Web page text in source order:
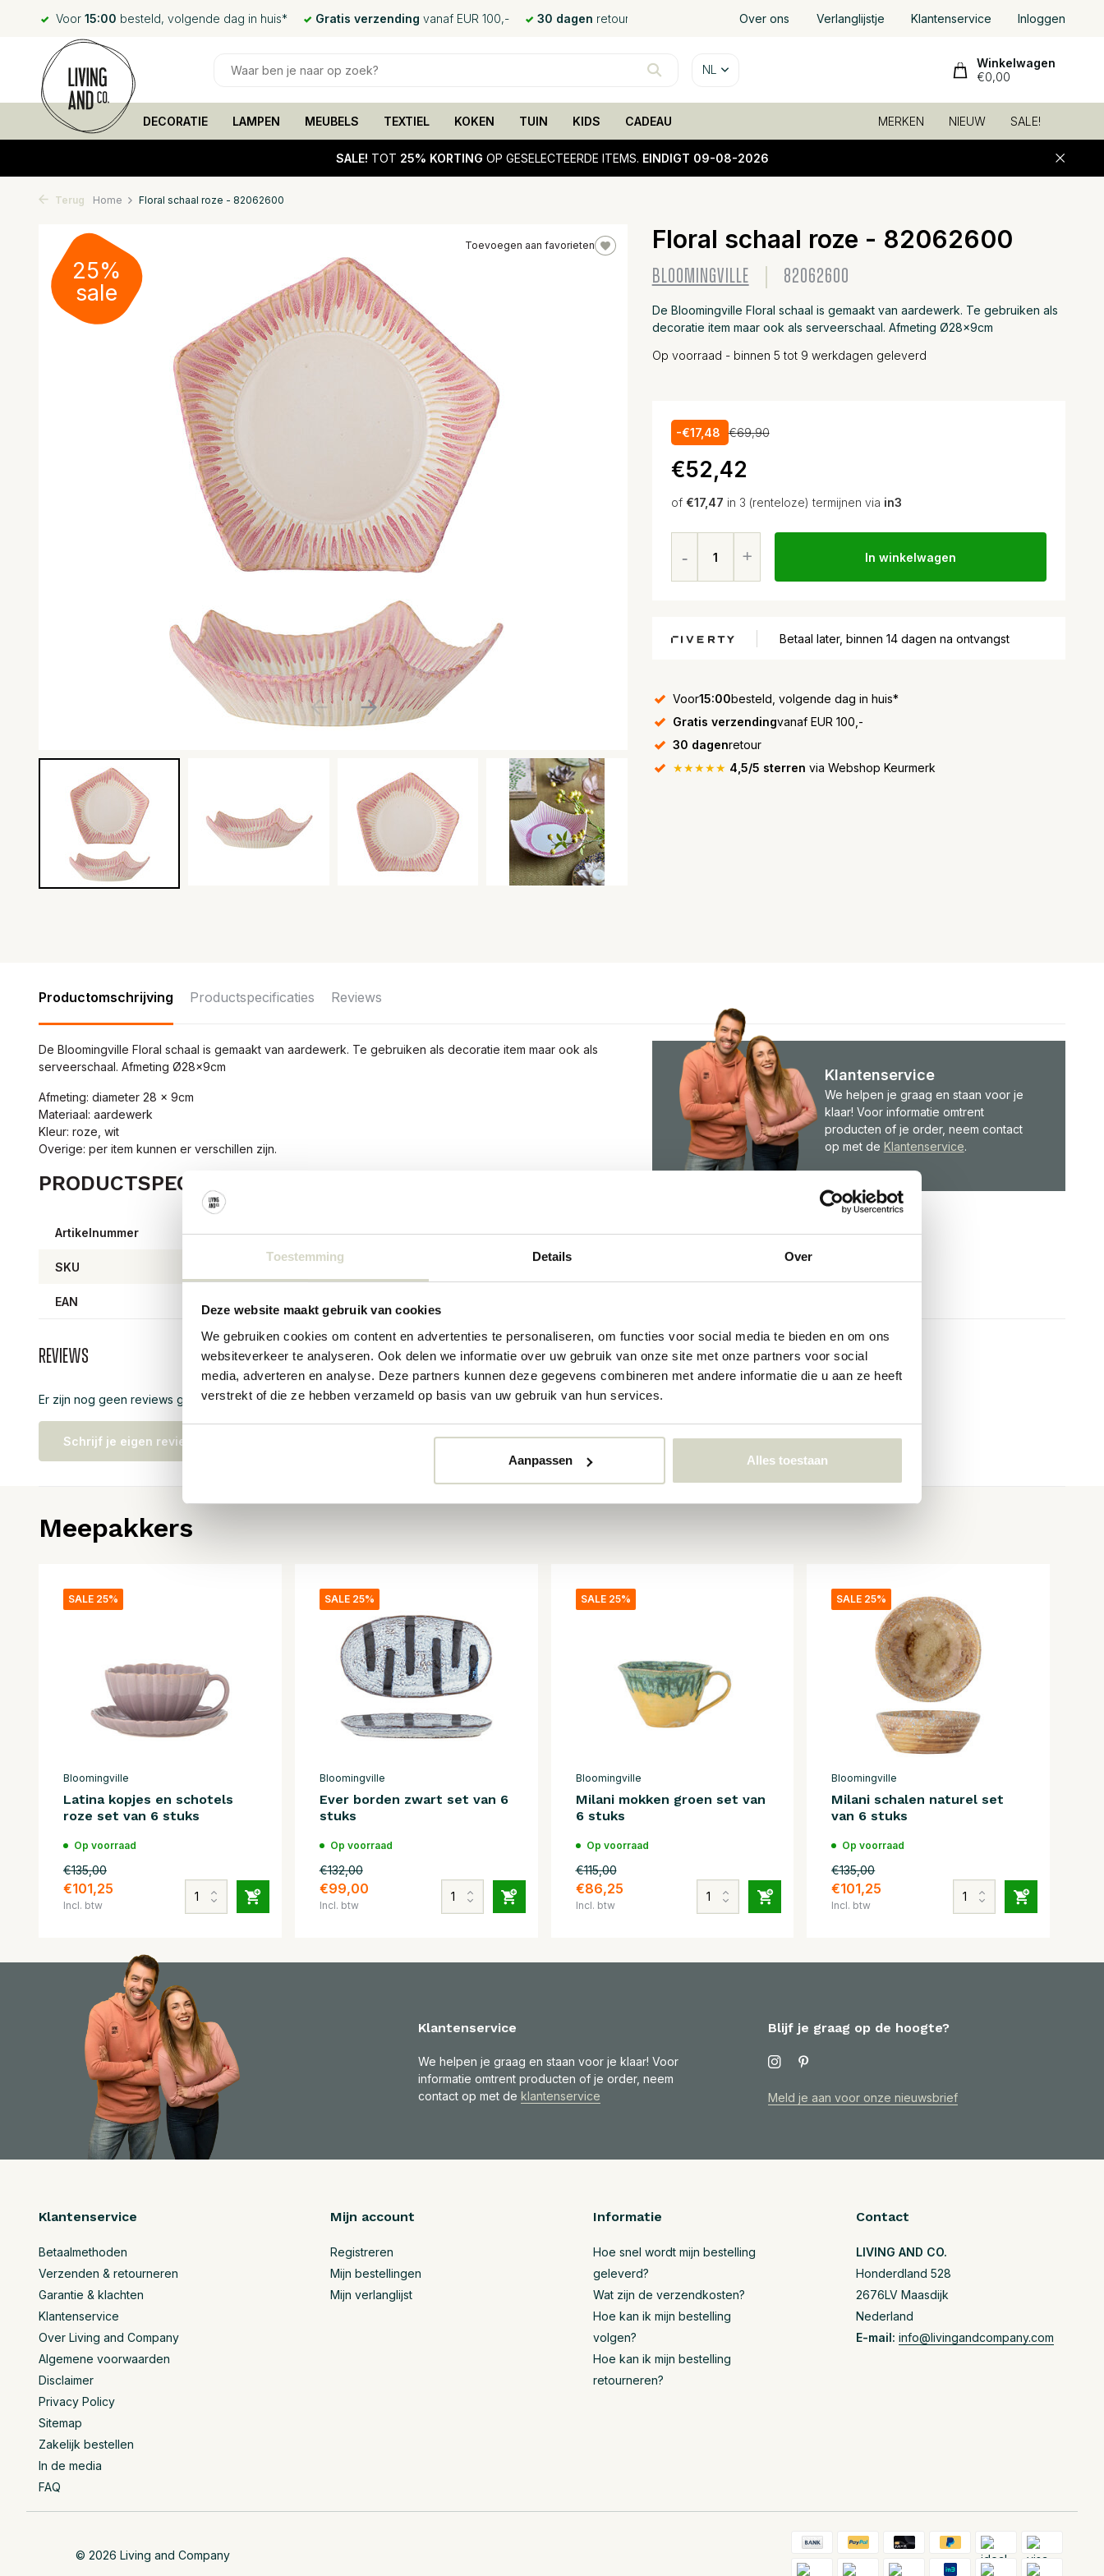
Toestemming Details Over
Deze website maakt gebruik van cookies
We gebruiken cookies om content en advertenties te personaliseren, om functies voor social media te bieden en om ons
websiteverkeer te analyseren. Ook delen we informatie over uw gebruik van onze site met onze partners voor social
media, adverteren en analyse. Deze partners kunnen deze gegevens combineren met andere informatie die u aan ze heeft
verstrekt of die ze hebben verzameld op basis van uw gebruik van hun services.
Aanpassen Alles toestaan
Voor 15:00 besteld, volgende dag in huis* Gratis verzending vanaf EUR 100,- 30 dagen retour Over ons Verlanglijstje Klantenservice Inloggen
NL
Winkelwagen
€0,00
DECORATIE LAMPEN MEUBELS TEXTIEL KOKEN TUIN KIDS CADEAU MERKEN NIEUW SALE!
SALE! TOT 25% KORTING OP GESELECTEERDE ITEMS. EINDIGT 09-08-2026
Terug Home Floral schaal roze - 82062600
Toevoegen aan favorieten
25%
sale
25%
sale
Floral schaal roze - 82062600
BLOOMINGVILLE 82062600
De Bloomingville Floral schaal is gemaakt van aardewerk. Te gebruiken als
decoratie item maar ook als serveerschaal. Afmeting Ø28x9cm
Op voorraad - binnen 5 tot 9 werkdagen geleverd
-€17,48 €69,90
€52,42
of €17,47 in 3 (renteloze) termijnen via in3
In winkelwagen
Betaal later, binnen 14 dagen na ontvangst
Voor15:00besteld, volgende dag in huis*
Gratis verzendingvanaf EUR 100,-
30 dagenretour
★★★★★ 4,5/5 sterren via Webshop Keurmerk
Productomschrijving Productspecificaties Reviews
De Bloomingville Floral schaal is gemaakt van aardewerk. Te gebruiken als decoratie item maar ook als
serveerschaal. Afmeting Ø28x9cm
Afmeting: diameter 28 x 9cm
Materiaal: aardewerk
Kleur: roze, wit
Overige: per item kunnen er verschillen zijn.
PRODUCTSPECIFICATIES
Artikelnummer 82062600
SKU 82062600
EAN
Klantenservice
We helpen je graag en staan voor je
klaar! Voor informatie omtrent
producten of je order, neem contact
op met de Klantenservice.
Reviews
Er zijn nog geen reviews geschreven over dit product..
Schrijf je eigen review
Meepakkers
SALE 25%
Bloomingville
Latina kopjes en schotels
roze set van 6 stuks
Op voorraad
€135,00
€101,25
Incl. btw
SALE 25%
Bloomingville
Ever borden zwart set van 6
stuks
Op voorraad
€132,00
€99,00
Incl. btw
SALE 25%
Bloomingville
Milani mokken groen set van
6 stuks
Op voorraad
€115,00
€86,25
Incl. btw
SALE 25%
Bloomingville
Milani schalen naturel set
van 6 stuks
Op voorraad
€135,00
€101,25
Incl. btw
Klantenservice
We helpen je graag en staan voor je klaar! Voor
informatie omtrent producten of je order, neem
contact op met de klantenservice
Blijf je graag op de hoogte?
Meld je aan voor onze nieuwsbrief
Klantenservice
Betaalmethoden
Verzenden & retourneren
Garantie & klachten
Klantenservice
Over Living and Company
Algemene voorwaarden
Disclaimer
Privacy Policy
Sitemap
Zakelijk bestellen
In de media
FAQ
Mijn account
Registreren
Mijn bestellingen
Mijn verlanglijst
Informatie
Hoe snel wordt mijn bestelling
geleverd?
Wat zijn de verzendkosten?
Hoe kan ik mijn bestelling
volgen?
Hoe kan ik mijn bestelling
retourneren?
Contact
LIVING AND CO.
Honderdland 528
2676LV Maasdijk
Nederland
E-mail: info@livingandcompany.com
© 2026 Living and Company